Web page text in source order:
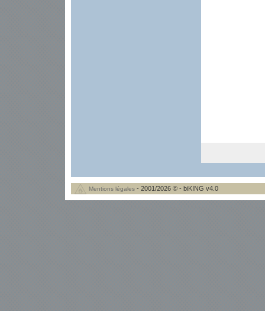
Mentions légales - 2001/2026 © - biKING v4.0